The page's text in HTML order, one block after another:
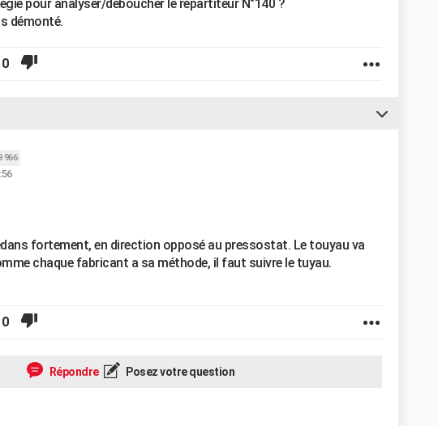
pour analyser/déboucher le répartiteur N°140 ?
démonté.
0
966
fortement, en direction opposé au pressostat. Le touyau va
chaque fabricant a sa méthode, il faut suivre le tuyau.
0
Répondre Posez votre question